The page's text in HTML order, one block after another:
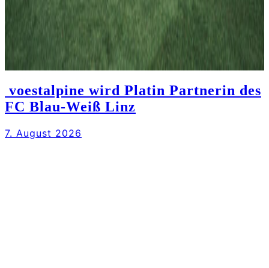
voestalpine wird Platin Partnerin des
FC Blau-Weiß Linz
7. August 2026